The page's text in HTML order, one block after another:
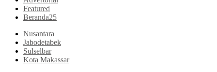
Featured
Beranda25
Nusantara
Jabodetabek
Sulselbar
Kota Makassar